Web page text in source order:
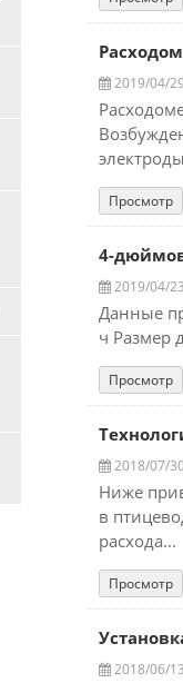
2019/04/29
Просмотр
4-
2019/04/23
Данные
ч Размер
Просмотр
2018/07/
Ниже
в
расхода...
Просмотр
2018/06/13